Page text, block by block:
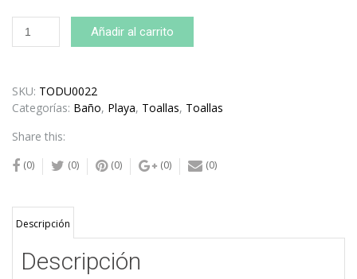
Personalizadas
Añadir al carrito
SKU: TODU0022
Categorías: Baño, Playa, Toallas, Toallas
Share this:
(0) (0) (0) (0) (0)
Descripción
Descripción